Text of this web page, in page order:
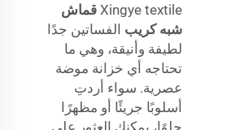
Xingye textile قماش
شبه كريب الفساتين جدًا
لطيفة وأنيقة، وهي ما
تحتاجه أي خزانة موضة
عصرية. سواء أردتِ
أسلوبًا جريئًا أو مظهرًا
حلوًا، يمكنكِ العثور على